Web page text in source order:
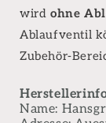
wird ohne
Ablaufventil
Zubehör-
Name: